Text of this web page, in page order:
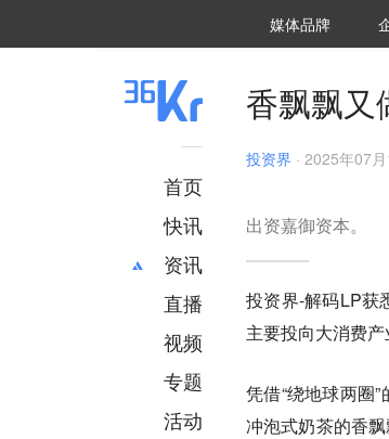
媒体品牌
首页
快讯
资讯
推荐
财经
项目推荐
安徽
直播
视频
专题
活动
香飘飘又
投资界 · 2025年07
出资嘉御资本。
投资界-解码LP获
主要投向大消费
凭借“绕地球两圈
冲泡式奶茶的香